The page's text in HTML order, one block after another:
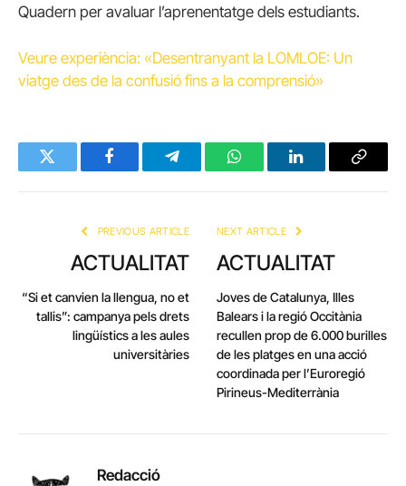
Quadern per avaluar l’aprenentatge dels estudiants.
Veure experiència: «Desentranyant la LOMLOE: Un
viatge des de la confusió fins a la comprensió»
Twitter FacebookTelegramWhatsAppLinkedInCopy
PREVIOUS ARTICLE
ACTUALITAT
“Si et canvien la llengua, no et
tallis”: campanya pels drets
lingüístics a les aules
universitàries
NEXT ARTICLE
ACTUALITAT
Joves de Catalunya, Illes
Balears i la regió Occitània
recullen prop de 6.000 burilles
de les platges en una acció
coordinada per l’Euroregió
Pirineus-Mediterrània
Redacció